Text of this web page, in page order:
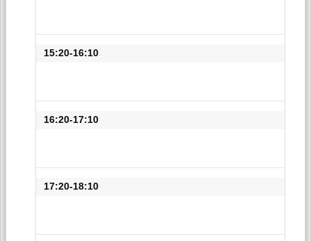
15:20-16:10
16:20-17:10
17:20-18:10